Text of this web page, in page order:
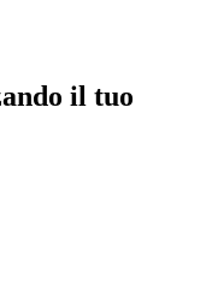
il tuo